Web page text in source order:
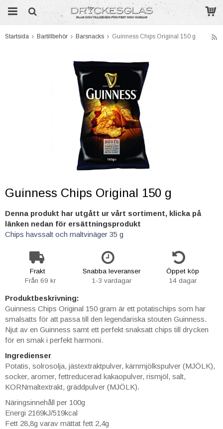
Startsida Bartillbehör Barsnacks Guinness Chips Original 150 g
Guinness Chips Original 150 g
Denna produkt har utgått ur vårt sortiment, klicka på
länken nedan för ersättningsprodukt
Chips havssalt och maltvinäger 35 g
Frakt
Från 69 kr
Snabba leveranser
1-3 vardagar
Öppet köp
14 dagar
Produktbeskrivning:
Guinness Chips Original 150 gram är ett potatischips som har
smalsatts för att passa till den legendariska stouten Guinness.
Njut av en Guinness samt ett perfekt snaksatt chips till drycken
för en smak i perfekt harmoni.
Ingredienser
Potatis, solrosolja, jästextraktpulver, kärnmjölkspulver (MJÖLK),
socker, aromer, fettreducerad kakaopulver, rismjöl, salt,
KORNmaltextrakt, gräddpulver (MJÖLK).
Näringsinnehåll per 100g
Energi 2169kJ/519kcal
Fett 28,8g varav mättat fett 2,4g